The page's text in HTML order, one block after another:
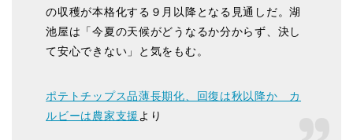
の収穫が本格化する９月以降となる見通しだ。湖
池屋は「今夏の天候がどうなるか分からず、決し
て安心できない」と気をもむ。
ポテトチップス品薄長期化、回復は秋以降か カ
ルビーは農家支援より